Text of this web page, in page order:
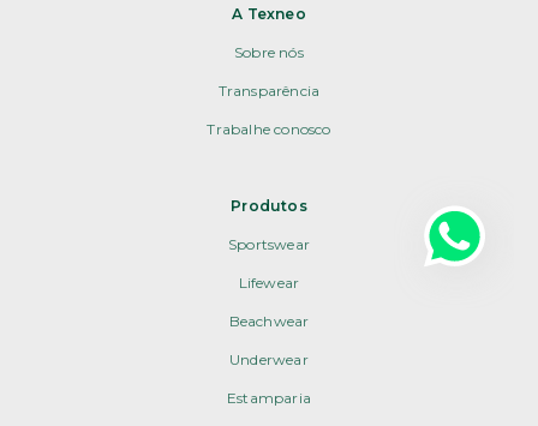
A Texneo
Sobre nós
Transparência
Trabalhe conosco
Produtos
Sportswear
Lifewear
Beachwear
Underwear
Estamparia